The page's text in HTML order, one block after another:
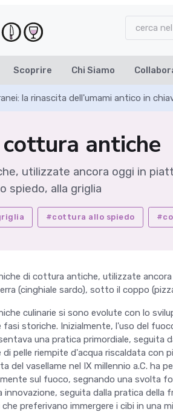
Scoprire Chi Siamo
la rinascita dell'umami antico in
antiche
utilizzate ancora oggi in
spiedo, alla griglia
#cottura allo spiedo
di cottura antiche, utilizzate
(cinghiale sardo), sotto il coppo
culinarie si sono evolute con lo
fasi storiche. Inizialmente, l'uso del
una pratica primordiale, seguita
di pelle riempite d'acqua riscaldata con
del vasellame nel IX millennio a.C. ha
sul fuoco, segnando una svolta
innovazione, seguita dalla pratica
preferivano immergere i cibi in una